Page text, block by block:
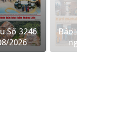
Số 3246
2026
Báo Lai Châu Số
ngày 05/08/